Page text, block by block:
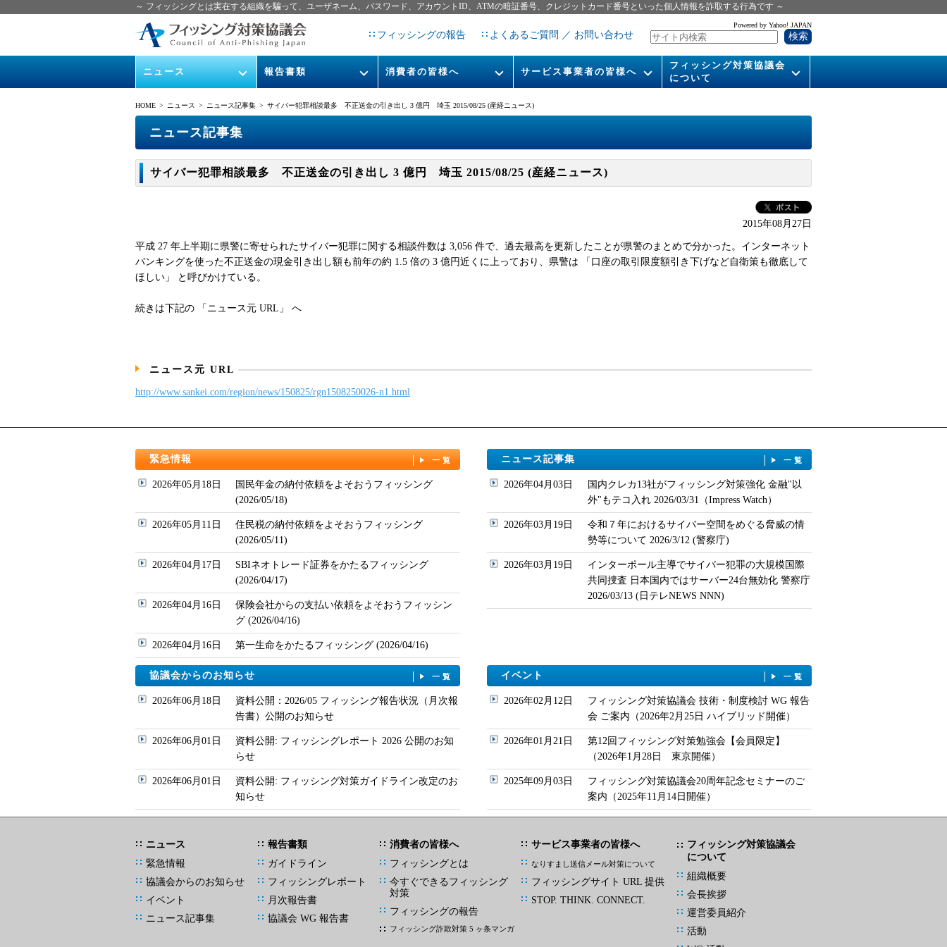
～ フィッシングとは実在する組織を騙って、ユーザネーム、パスワード、アカウントID、ATMの暗証番号、クレジットカード番号といった個人情報を詐取する行為です ～
フィッシングの報告 よくあるご質問 ／ お問い合わせ
Powered by Yahoo! JAPAN
ニュース
緊急情報
協議会からのお知らせ
ニュース記事集
報告書類
ガイドライン
協議会WG報告書
消費者の皆様へ
フィッシングとは
マンガでわかるフィッシング詐
サービス事業者の皆様へ
なりすまし送信メール対策について
フィッシング対策協議会
について
入会案内
HOME > ニュース > ニュース記事集 > サイバー犯罪相談最多 不正送金の引き出し 3 億円 埼玉 2015/08/25 (産経ニュース)
ニュース記事集
サイバー犯罪相談最多 不正送金の引き出し 3 億円 埼玉 2015/08/25 (産経ニュース)
2015年08月27日
平成 27 年上半期に県警に寄せられたサイバー犯罪に関する相談件数は 3,056 件で、過去最高を更新したことが県警のまとめで分かった。インターネット
バンキングを使った不正送金の現金引き出し額も前年の約 1.5 倍の 3 億円近くに上っており、県警は 「口座の取引限度額引き下げなど自衛策も徹底して
ほしい」 と呼びかけている。
続きは下記の 「ニュース元 URL」 へ
ニュース元 URL
http://www.sankei.com/region/news/150825/rgn1508250026-n1.html
緊急情報 一覧
2026年05月18日
国民年金の納付依頼をよそおうフィッシング
(2026/05/18)
2026年05月11日
住民税の納付依頼をよそおうフィッシング
(2026/05/11)
2026年04月17日
SBIネオトレード証券をかたるフィッシング
(2026/04/17)
2026年04月16日
保険会社からの支払い依頼をよそおうフィッシン
グ (2026/04/16)
2026年04月16日 第一生命をかたるフィッシング (2026/04/16)
ニュース記事集 一覧
2026年04月03日
国内クレカ13社がフィッシング対策強化 金融"以
外"もテコ入れ 2026/03/31（Impress Watch）
2026年03月19日
令和７年におけるサイバー空間をめぐる脅威の情
勢等について 2026/3/12 (警察庁)
2026年03月19日
インターポール主導でサイバー犯罪の大規模国際
共同捜査 日本国内ではサーバー24台無効化 警察庁
2026/03/13 (日テレNEWS NNN)
協議会からのお知らせ 一覧
2026年06月18日
資料公開：2026/05 フィッシング報告状況（月次報
告書）公開のお知らせ
2026年06月01日
資料公開: フィッシングレポート 2026 公開のお知
らせ
2026年06月01日
資料公開: フィッシング対策ガイドライン改定のお
知らせ
イベント 一覧
2026年02月12日
フィッシング対策協議会 技術・制度検討 WG 報告
会 ご案内（2026年2月25日 ハイブリッド開催）
2026年01月21日
第12回フィッシング対策勉強会【会員限定】
（2026年1月28日 東京開催）
2025年09月03日
フィッシング対策協議会20周年記念セミナーのご
案内（2025年11月14日開催）
ニュース
緊急情報
協議会からのお知らせ
イベント
ニュース記事集
報告書類
ガイドライン
フィッシングレポート
月次報告書
協議会 WG 報告書
消費者の皆様へ
フィッシングとは
今すぐできるフィッシング
対策
フィッシングの報告
フィッシング詐欺対策 5 ヶ条マンガ
サービス事業者の皆様へ
なりすまし送信メール対策について
フィッシングサイト URL 提供
STOP. THINK. CONNECT.
フィッシング対策協議会
について
組織概要
会長挨拶
運営委員紹介
活動